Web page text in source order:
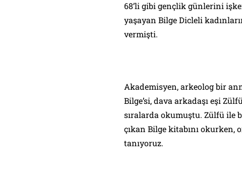
68’li gibi gençlik günlerini
yaşayan Bilge Dicleli
vermişti.
Akademisyen, arkeolog bir
Bilge’si, dava arkadaşı eşi
sıralarda okumuştu. Zülfü ile
çıkan Bilge kitabını okurken,
tanıyoruz.